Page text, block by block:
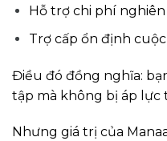
Hỗ trợ chi phí
Trợ cấp ổn định
Điều đó đồng nghĩa:
tập mà không bị áp lực
Nhưng giá trị của